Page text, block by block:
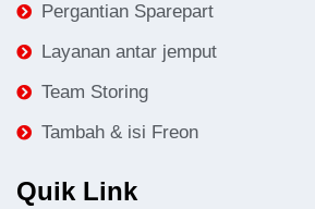
Pergantian Sparepart
Layanan antar jemput
Team Storing
Tambah & isi Freon
Quik Link